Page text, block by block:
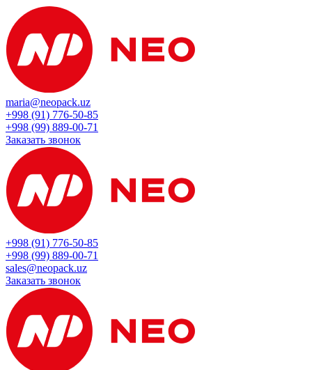
maria@neopack.uz
+998 (91) 776-50-85
+998 (99) 889-00-71
Заказать звонок
+998 (91) 776-50-85
+998 (99) 889-00-71
sales@neopack.uz
Заказать звонок